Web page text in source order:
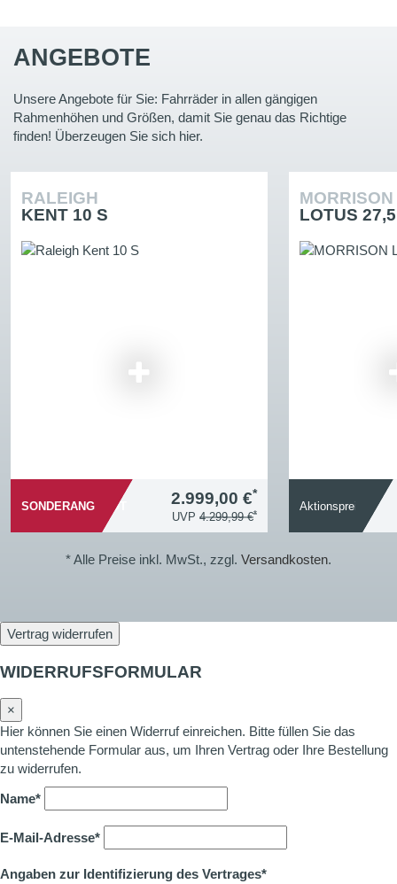
ANGEBOTE
Unsere Angebote für Sie: Fahrräder in allen gängigen
Rahmenhöhen und Größen, damit Sie genau das Richtige
finden! Überzeugen Sie sich hier.
RALEIGH
KENT 10 S
SONDERANGEBOT 2.999,00 €*
UVP 4.299,99 €*
MORRISON
LOTUS
Aktionspreis
* Alle Preise inkl. MwSt., zzgl. Versandkosten.
Vertrag widerrufen
WIDERRUFSFORMULAR
×
Hier können Sie einen Widerruf einreichen. Bitte füllen Sie das
untenstehende Formular aus, um Ihren Vertrag oder Ihre Bestellung
zu widerrufen.
Name*
E-Mail-Adresse*
Angaben zur Identifizierung des Vertrages*